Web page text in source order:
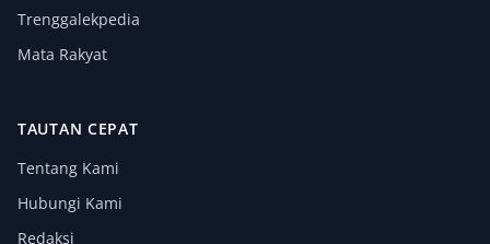
Trenggalekpedia
Mata Rakyat
TAUTAN CEPAT
Tentang Kami
Hubungi Kami
Redaksi